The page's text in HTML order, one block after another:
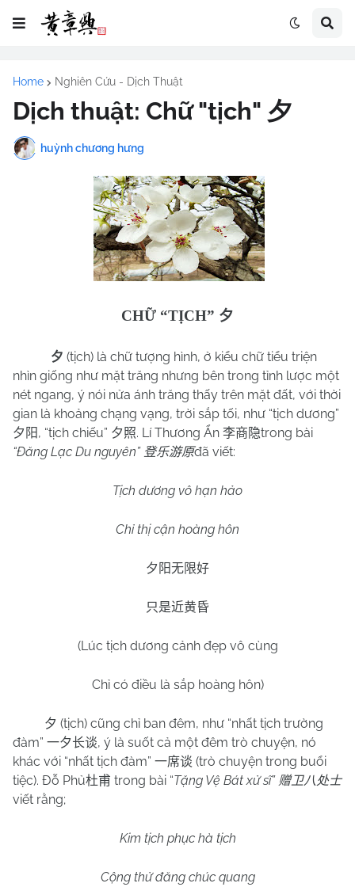
Home Nghiên Cứu - Dịch Thuật
Dịch thuật: Chữ "tịch" 夕
huỳnh chương hưng
CHỮ “TỊCH” 夕
夕 (tịch) là chữ tượng hình, ở kiểu chữ tiểu triện
nhìn giống như mặt trăng nhưng bên trong tỉnh lược một
nét ngang, ý nói nửa ánh trăng thấy trên mặt đất, với thời
gian là khoảng chạng vạng, trời sắp tối, như “tịch dương”
夕阳, “tịch chiếu” 夕照. Lí Thương Ẩn 李商隐trong bài
“Đăng Lạc Du nguyên” 登乐游原đã viết:
Tịch dương vô hạn hảo
Chỉ thị cận hoàng hôn
夕阳无限好
只是近黄昏
(Lúc tịch dương cảnh đẹp vô cùng
Chỉ có điều là sắp hoàng hôn)
夕 (tịch) cũng chỉ ban đêm, như “nhất tịch trường
đàm” 一夕长谈, ý là suốt cả một đêm trò chuyện, nó
khác với “nhất tịch đàm” 一席谈 (trò chuyện trong buổi
tiệc). Đỗ Phủ杜甫 trong bài “Tặng Vệ Bát xử sĩ” 赠卫八处士
viết rằng;
Kim tịch phục hà tịch
Cộng thử đăng chúc quang